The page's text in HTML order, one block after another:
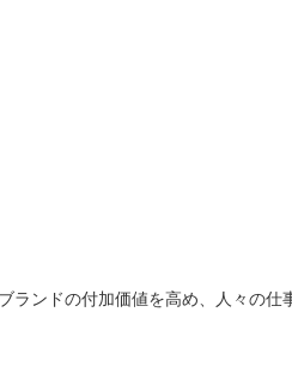
ランドの付加価値を高め、人々の仕